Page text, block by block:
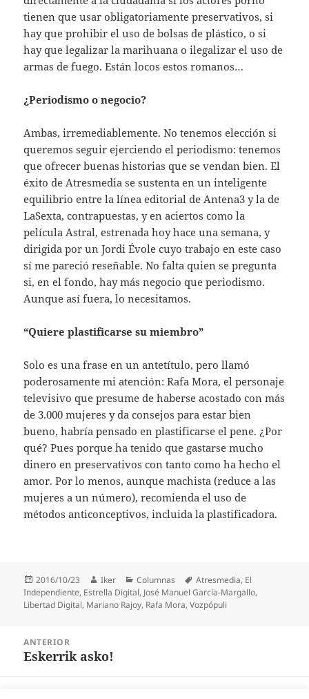
tienen que usar obligatoriamente preservativos, si
hay que prohibir el uso de bolsas de plástico, o si
hay que legalizar la marihuana o ilegalizar el uso de
armas de fuego. Están locos estos romanos…
¿Periodismo o negocio?
Ambas, irremediablemente. No tenemos elección si
queremos seguir ejerciendo el periodismo: tenemos
que ofrecer buenas historias que se vendan bien. El
éxito de Atresmedia se sustenta en un inteligente
equilibrio entre la línea editorial de Antena3 y la de
LaSexta, contrapuestas, y en aciertos como la
película Astral, estrenada hoy hace una semana, y
dirigida por un Jordi Évole cuyo trabajo en este caso
sí me pareció reseñable. No falta quien se pregunta
si, en el fondo, hay más negocio que periodismo.
Aunque así fuera, lo necesitamos.
“Quiere plastificarse su miembro”
Solo es una frase en un antetítulo, pero llamó
poderosamente mi atención: Rafa Mora, el personaje
televisivo que presume de haberse acostado con más
de 3.000 mujeres y da consejos para estar bien
bueno, habría pensado en plastificarse el pene. ¿Por
qué? Pues porque ha tenido que gastarse mucho
dinero en preservativos con tanto como ha hecho el
amor. Por lo menos, aunque machista (reduce a las
mujeres a un número), recomienda el uso de
métodos anticonceptivos, incluida la plastificadora.
Publicado
el
2016/10/23 Autor
Iker Categorías
Columnas Etiquetas
Atresmedia, El
Independiente, Estrella Digital, José Manuel García-Margallo,
Libertad Digital, Mariano Rajoy, Rafa Mora,Vozpópuli
entradas
ANTERIOR
Entrada
Eskerrik asko!